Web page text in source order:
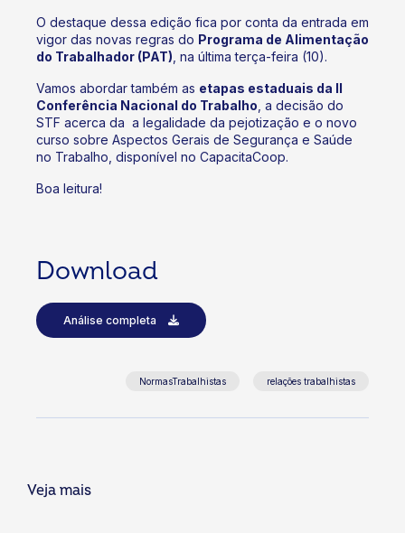
O destaque dessa edição fica por conta da entrada em
vigor das novas regras do Programa de Alimentação
do Trabalhador (PAT) , na última terça-feira (10).
Vamos abordar também as etapas estaduais da II
Conferência Nacional do Trabalho , a decisão do
STF acerca da a legalidade da pejotização e o novo
curso sobre Aspectos Gerais de Segurança e Saúde
no Trabalho, disponível no CapacitaCoop.
Boa leitura!
Download
Análise completa
NormasTrabalhistas relações trabalhistas
Veja mais